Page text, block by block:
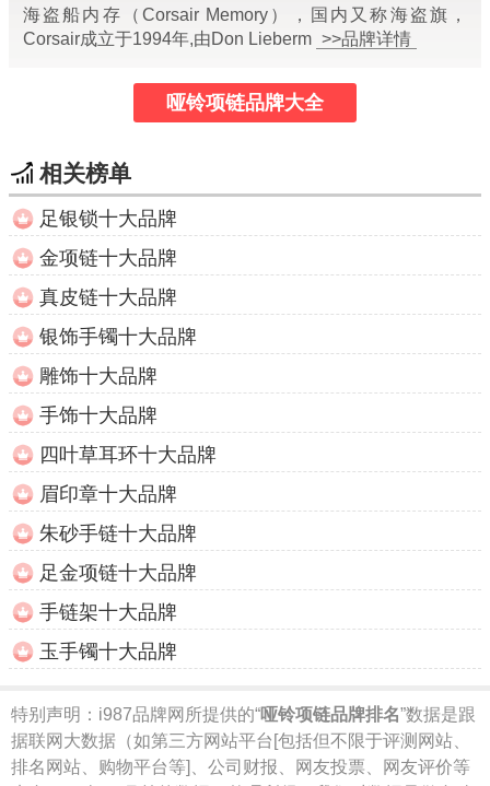
海盗船内存（Corsair Memory），国内又称海盗旗，
Corsair成立于1994年,由Don Lieberm >>品牌详情
哑铃项链品牌大全
相关榜单
足银锁十大品牌
金项链十大品牌
真皮链十大品牌
银饰手镯十大品牌
雕饰十大品牌
手饰十大品牌
四叶草耳环十大品牌
眉印章十大品牌
朱砂手链十大品牌
足金项链十大品牌
手链架十大品牌
玉手镯十大品牌
特别声明： i987品牌网所提供的“哑铃项链品牌排名”数据是跟
据联网大数据（如第三方网站平台[包括但不限于评测网站、
排名网站、购物平台等]、公司财报、网友投票、网友评价等